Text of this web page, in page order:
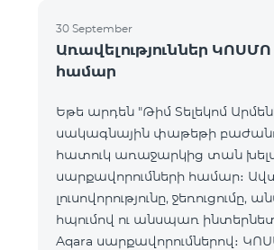
30 September
Առավելություններ
համար
Եթե արդեն "Թիմ Տելեկոմ
սակագնային փաթեթի
հատուկ առաջարկից տան
սարքավորումների համար։
լուսովորությունը, ջեռուցումը,
հպումով ու անսպառ
Aqara սարքավորումներով։